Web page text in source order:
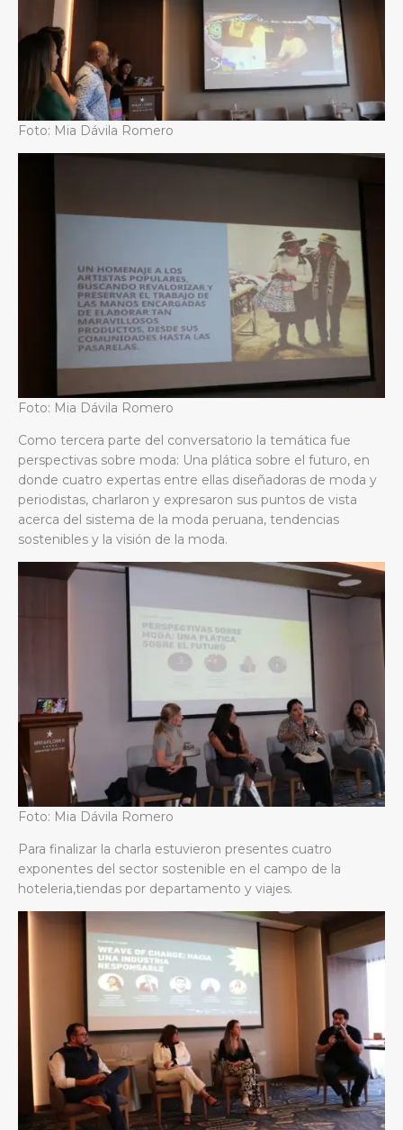
Foto: Mia Dávila Romero
Foto: Mia Dávila Romero
Como tercera parte del conversatorio la temática fue
perspectivas sobre moda: Una plática sobre el futuro, en
donde cuatro expertas entre ellas diseñadoras de moda y
periodistas, charlaron y expresaron sus puntos de vista
acerca del sistema de la moda peruana, tendencias
sostenibles y la visión de la moda.
Foto: Mia Dávila Romero
Para finalizar la charla estuvieron presentes cuatro
exponentes del sector sostenible en el campo de la
hoteleria,tiendas por departamento y viajes.